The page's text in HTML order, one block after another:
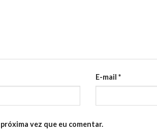
E-mail *
vez que eu comentar.